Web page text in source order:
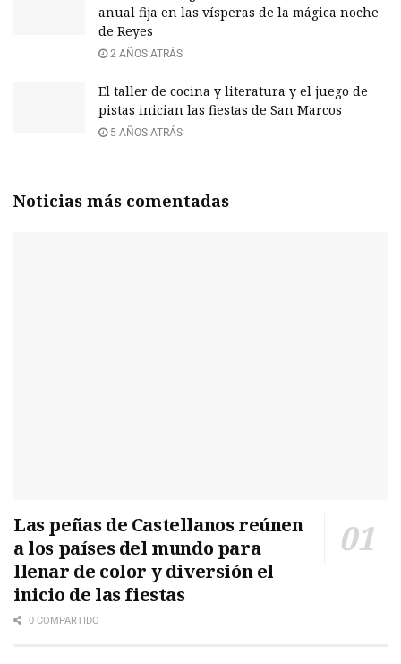
anual fija en las vísperas de la mágica noche
de Reyes
2 AÑOS ATRÁS
El taller de cocina y literatura y el juego de
pistas inician las fiestas de San Marcos
5 AÑOS ATRÁS
Noticias más comentadas
Las peñas de Castellanos reúnen
a los países del mundo para
llenar de color y diversión el
inicio de las fiestas
0 COMPARTIDO